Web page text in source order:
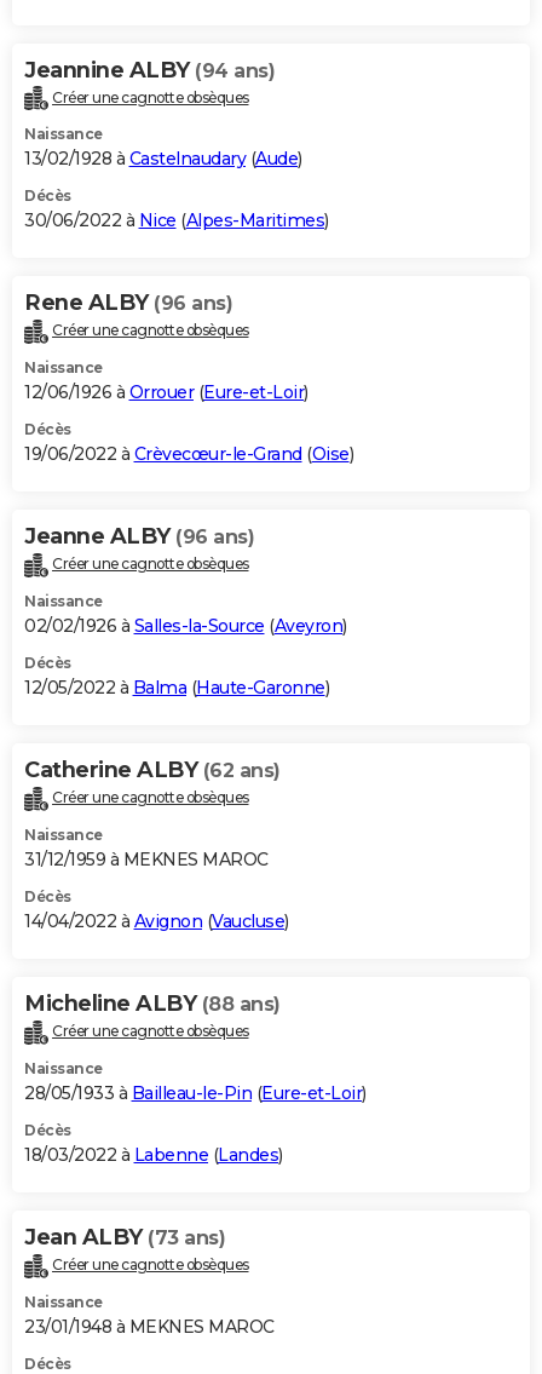
Jeannine ALBY (94 ans)
Créer une cagnotte obsèques
Naissance
13/02/1928 à Castelnaudary(Aude)
Décès
30/06/2022 à Nice (Alpes-Maritimes)
Rene ALBY (96 ans)
Créer une cagnotte obsèques
Naissance
12/06/1926 à Orrouer(Eure-et-Loir)
Décès
19/06/2022 à Crèvecœur-le-Grand (Oise)
Jeanne ALBY (96 ans)
Créer une cagnotte obsèques
Naissance
02/02/1926 à Salles-la-Source (Aveyron)
Décès
12/05/2022 à Balma (Haute-Garonne)
Catherine ALBY (62 ans)
Créer une cagnotte obsèques
Naissance
31/12/1959 à MEKNES MAROC
Décès
14/04/2022 à Avignon (Vaucluse)
Micheline ALBY (88 ans)
Créer une cagnotte obsèques
Naissance
28/05/1933 à Bailleau-le-Pin (Eure-et-Loir)
Décès
18/03/2022 à Labenne (Landes)
Jean ALBY (73 ans)
Créer une cagnotte obsèques
Naissance
23/01/1948 à MEKNES MAROC
Décès